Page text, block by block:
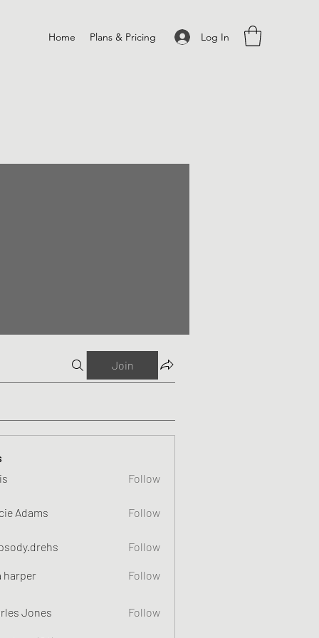
Log In
Home Plans & Pricing
Join
Follow
Adams Follow
Follow
harper Follow
Jones Follow